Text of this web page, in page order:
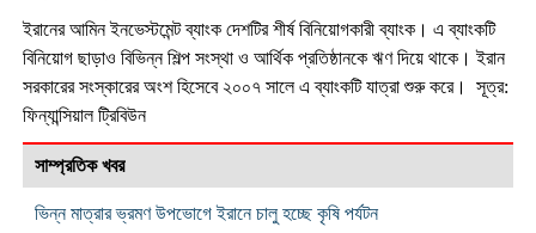
ইরানের আমিন ইনভেস্টমেন্ট ব্যাংক দেশটির শীর্ষ বিনিয়োগকারী ব্যাংক। এ ব্যাংকটি
বিনিয়োগ ছাড়াও বিভিন্ন শিল্প সংস্থা ও আর্থিক প্রতিষ্ঠানকে ঋণ দিয়ে থাকে। ইরান
সরকারের সংস্কারের অংশ হিসেবে ২০০৭ সালে এ ব্যাংকটি যাত্রা শুরু করে। সূত্র:
ফিন্যান্সিয়াল ট্রিবিউন
সাম্প্রতিক খবর
ভিন্ন মাত্রার ভ্রমণ উপভোগে ইরানে চালু হচ্ছে কৃষি পর্যটন